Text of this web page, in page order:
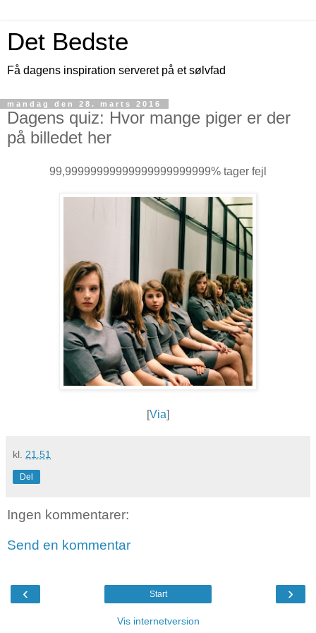
Det Bedste
Få dagens inspiration serveret på et sølvfad
mandag den 28. marts 2016
Dagens quiz: Hvor mange piger er der
på billedet her
99,99999999999999999999999% tager fejl
[Via]
kl. 21.51
Del
Ingen kommentarer:
Send en kommentar
‹ ›
Start
Vis internetversion